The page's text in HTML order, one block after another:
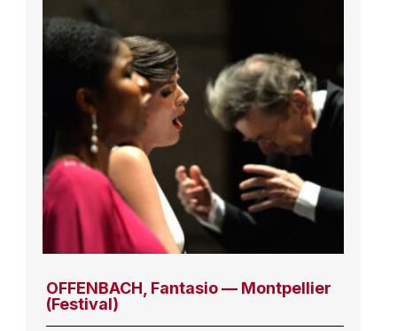
OFFENBACH, Fantasio — Montpellier
(Festival)